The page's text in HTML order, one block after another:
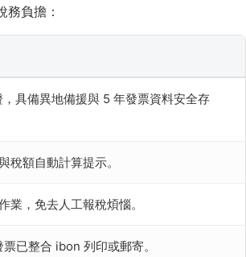
負擔：
具備異地備援與 5 年發票資料安全存
稅額自動計算提示。
業，免去人工報稅煩惱。
已整合 ibon 列印或郵寄。